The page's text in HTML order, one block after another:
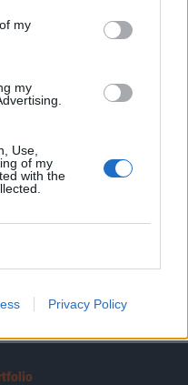
my
my
Use,
of my
with the
Privacy Policy
napon belüli